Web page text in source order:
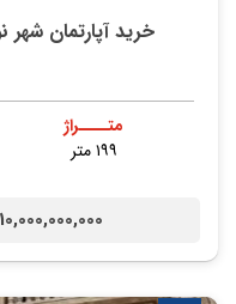
خرید آپارتمان شهر
متــــراژ
۱۹۹ متر
10,000,000,000 تومان /